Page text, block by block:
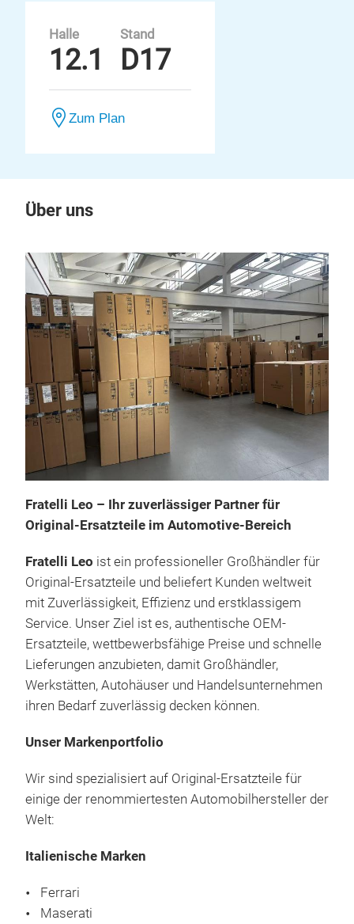
Halle
12.1
Stand
D17
Zum Plan
Über uns
Fratelli Leo – Ihr zuverlässiger Partner für
Original-Ersatzteile im Automotive-Bereich
Fratelli Leo ist ein professioneller Großhändler für
Original-Ersatzteile und beliefert Kunden weltweit
mit Zuverlässigkeit, Effizienz und erstklassigem
Service. Unser Ziel ist es, authentische OEM-
Ersatzteile, wettbewerbsfähige Preise und schnelle
Lieferungen anzubieten, damit Großhändler,
Werkstätten, Autohäuser und Handelsunternehmen
ihren Bedarf zuverlässig decken können.
Unser Markenportfolio
Wir sind spezialisiert auf Original-Ersatzteile für
einige der renommiertesten Automobilhersteller der
Welt:
Italienische Marken
Ferrari
Maserati